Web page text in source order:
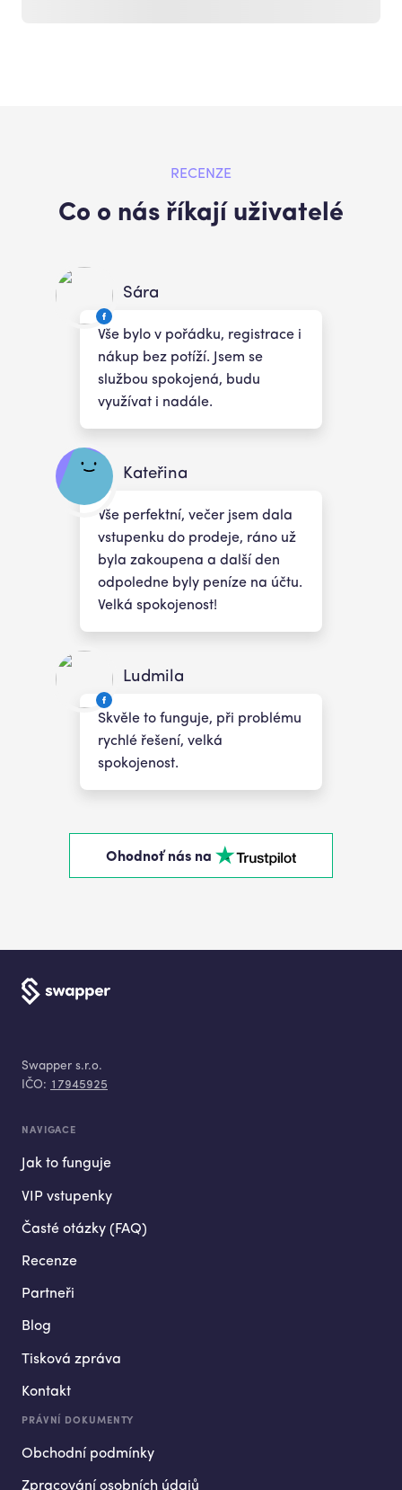
RECENZE
Co o nás říkají uživatelé
Sára
Vše bylo v pořádku, registrace i
nákup bez potíží. Jsem se
službou spokojená, budu
využívat i nadále.
Kateřina
Vše perfektní, večer jsem dala
vstupenku do prodeje, ráno už
byla zakoupena a další den
odpoledne byly peníze na účtu.
Velká spokojenost!
Ludmila
Skvěle to funguje, při problému
rychlé řešení, velká
spokojenost.
Ohodnoť nás na
Swapper s.r.o.
IČO: 17945925
NAVIGACE
Jak to funguje
VIP vstupenky
Časté otázky (FAQ)
Recenze
Partneři
Blog
Tisková zpráva
Kontakt
PRÁVNÍ DOKUMENTY
Obchodní podmínky
Zpracování osobních údajů